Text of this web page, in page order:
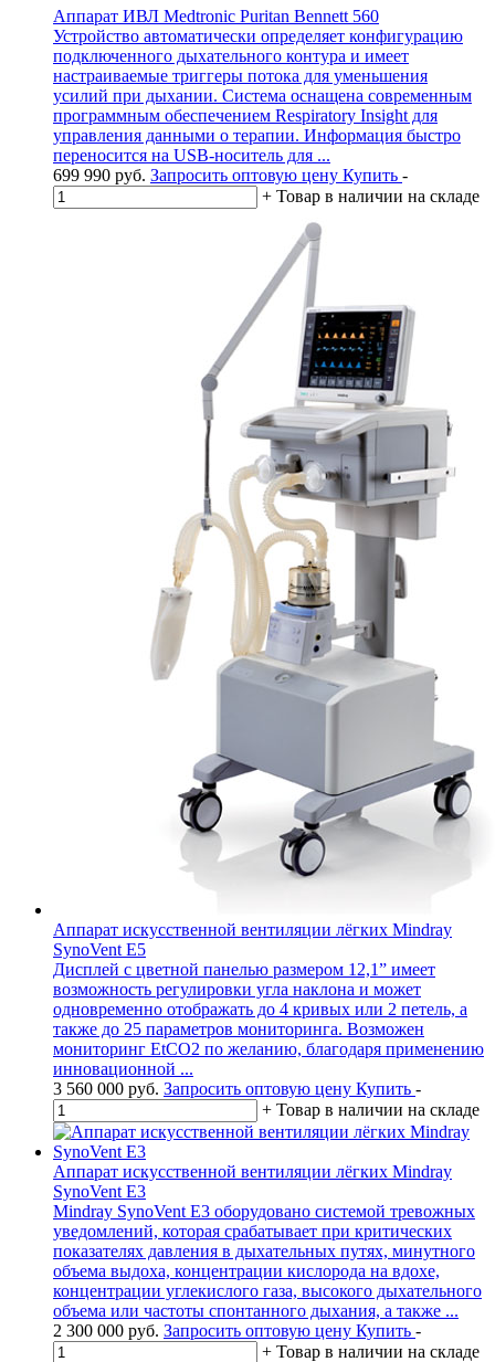
Аппарат ИВЛ Medtronic Puritan Bennett 560
Устройство автоматически определяет конфигурацию
подключенного дыхательного контура и имеет
настраиваемые триггеры потока для уменьшения
усилий при дыхании. Система оснащена современным
программным обеспечением Respiratory Insight для
управления данными о терапии. Информация быстро
переносится на USB-носитель для ...
699 990 руб. Запросить оптовую цену Купить -
+ Товар в наличии на складе
Аппарат искусственной вентиляции лёгких Mindray
SynoVent E5
Дисплей с цветной панелью размером 12,1” имеет
возможность регулировки угла наклона и может
одновременно отображать до 4 кривых или 2 петель, а
также до 25 параметров мониторинга. Возможен
мониторинг EtCО2 по желанию, благодаря применению
инновационной ...
3 560 000 руб. Запросить оптовую цену Купить -
+ Товар в наличии на складе
Аппарат искусственной вентиляции лёгких Mindray
SynoVent E3
Mindray SynoVent E3 оборудовано системой тревожных
уведомлений, которая срабатывает при критических
показателях давления в дыхательных путях, минутного
объема выдоха, концентрации кислорода на вдохе,
концентрации углекислого газа, высокого дыхательного
объема или частоты спонтанного дыхания, а также ...
2 300 000 руб. Запросить оптовую цену Купить -
+ Товар в наличии на складе